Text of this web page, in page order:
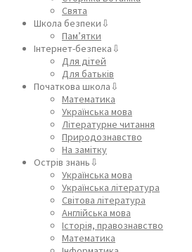
Свята
Школа безпеки⇩
Пам’ятки
Інтернет-безпека⇩
Для дітей
Для батьків
Початкова школа⇩
Математика
Українська мова
Літературне читання
Природознавство
На замітку
Острів знань⇩
Українська мова
Українська література
Світова література
Англійська мова
Історія, правознавство
Математика